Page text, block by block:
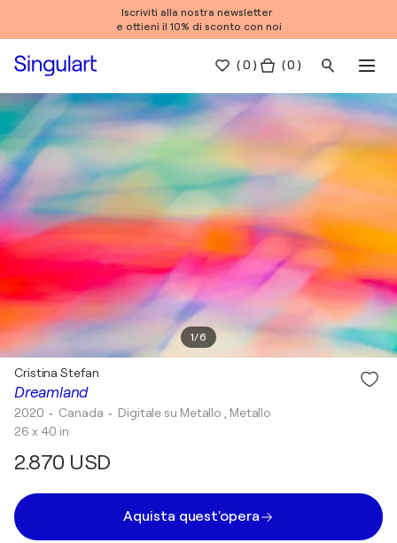
Iscriviti alla nostra newsletter
e ottieni il 10% di sconto con noi
(0 ) ( 0 )
1/6
Dreamland
Cristina Stefan
2020 • Canada • Digitale su Metallo , Metallo
26 x 40 in
2.870 USD
Aquista quest'opera